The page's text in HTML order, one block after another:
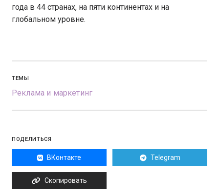
года в 44 странах, на пяти континентах и на
глобальном уровне.
ТЕМЫ
Реклама и маркетинг
ПОДЕЛИТЬСЯ
ВКонтакте Telegram
Скопировать